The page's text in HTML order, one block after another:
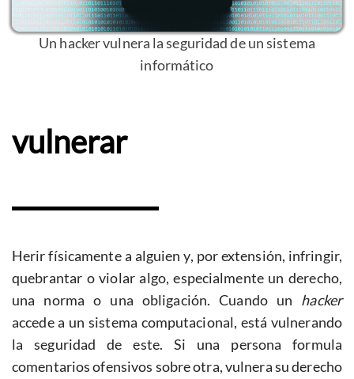
Un hacker vulnera la seguridad de un sistema
informático
vulnerar
Herir físicamente a alguien y, por extensión, infringir,
quebrantar o violar algo, especialmente un derecho,
una norma o una obligación. Cuando un hacker
accede a un sistema computacional, está vulnerando
la seguridad de este. Si una persona formula
comentarios ofensivos sobre otra, vulnera su derecho